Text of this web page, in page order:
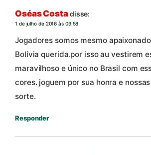
Oséas Costadisse:
1 de julho de 2016 às 09:58
Jogadores somos mesmo
Bolívia querida.por isso au vestirem
maravilhoso e único no Brasil com
cores. joguem por sua honra e
sorte.
Responder